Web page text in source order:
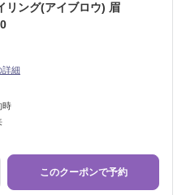
リング(アイブロウ) 眉
詳細
時
このクーポンで予約